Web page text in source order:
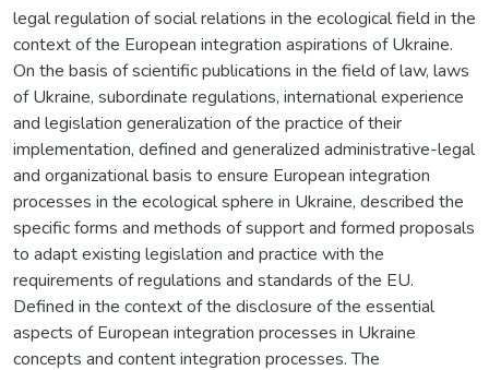
legal regulation of social relations in the ecological field in the
context of the European integration aspirations of Ukraine.
On the basis of scientific publications in the field of law, laws
of Ukraine, subordinate regulations, international experience
and legislation generalization of the practice of their
implementation, defined and generalized administrative-legal
and organizational basis to ensure European integration
processes in the ecological sphere in Ukraine, described the
specific forms and methods of support and formed proposals
to adapt existing legislation and practice with the
requirements of regulations and standards of the EU.
Defined in the context of the disclosure of the essential
aspects of European integration processes in Ukraine
concepts and content integration processes. The